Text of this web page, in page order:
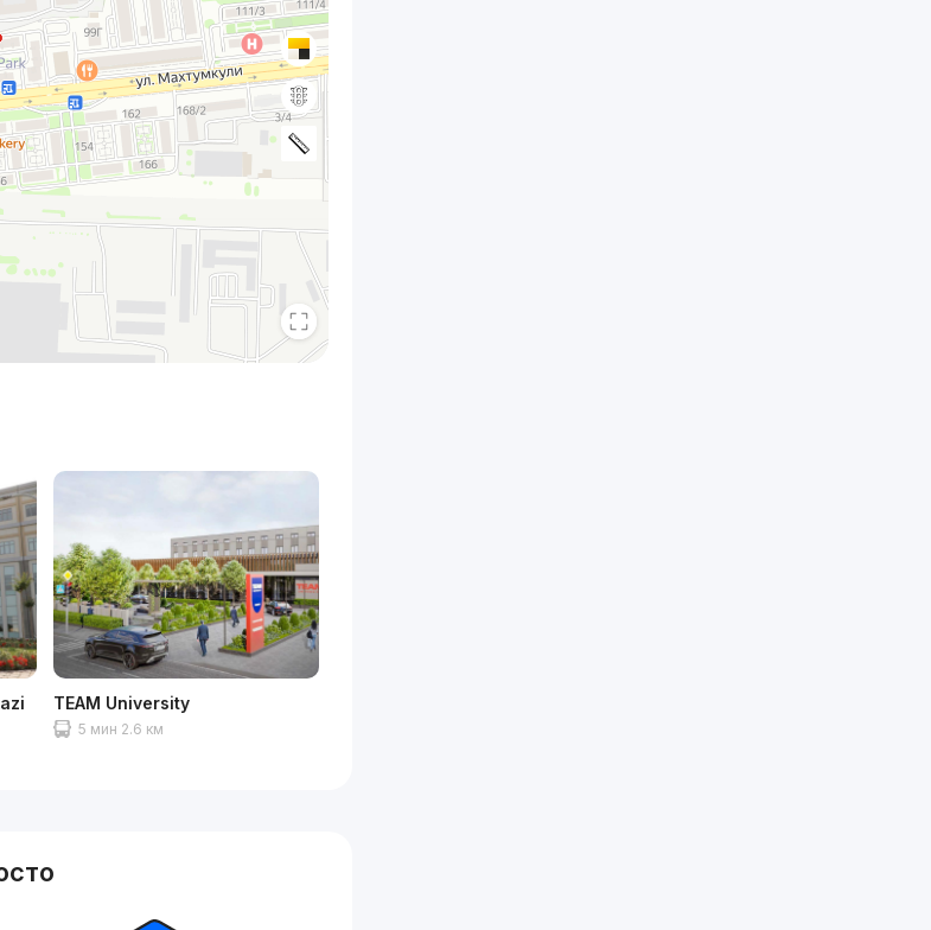
TEAM University
5 мин 2.6 км